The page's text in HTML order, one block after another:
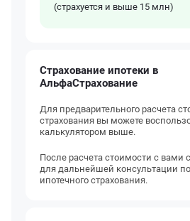
(страхуется и выше 15 млн)
Страхование ипотеки в
АльфаСтрахование
Для предварительного расчета
страхования вы можете
калькулятором выше.
После расчета стоимости с вами
для дальнейшей консультации
ипотечного страхования.